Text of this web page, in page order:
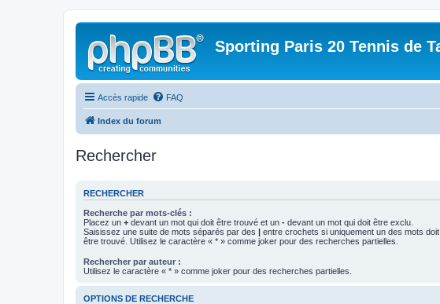
Sporting Paris 20 Tennis de
Accès rapide FAQ
Index du forum
Rechercher
RECHERCHER
Recherche par mots-clés :
Placez un + devant un mot qui doit être trouvé et un - devant un mot qui doit être exclu.
Saisissez une suite de mots séparés par des | entre crochets si uniquement un des mots doit
être trouvé. Utilisez le caractère « * » comme joker pour des recherches partielles.
Rechercher par auteur :
Utilisez le caractère « * » comme joker pour des recherches partielles.
OPTIONS DE RECHERCHE